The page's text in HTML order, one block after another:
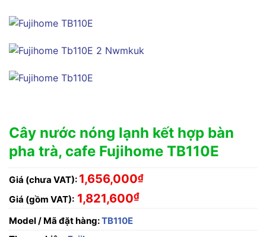
Cây nước nóng lạnh kết hợp bàn
pha trà, cafe Fujihome TB110E
Giá (chưa VAT): 1,656,000₫
Giá (gồm VAT): 1,821,600₫
Model / Mã đặt hàng:TB110E